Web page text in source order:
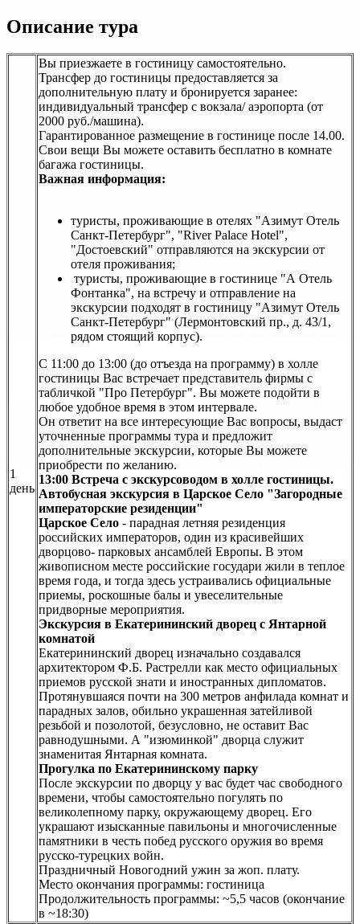
Описание тура
1
день
Вы приезжаете в гостиницу самостоятельно.
Трансфер до гостиницы предоставляется за
дополнительную плату и бронируется заранее:
индивидуальный трансфер с вокзала/ аэропорта (от
2000 руб./машина).
Гарантированное размещение в гостинице после 14.00.
Свои вещи Вы можете оставить бесплатно в комнате
багажа гостиницы.
Важная информация:
туристы, проживающие в отелях "Азимут Отель
Санкт-Петербург", "River Palace Hotel",
"Достоевский" отправляются на экскурсии от
отеля проживания;
туристы, проживающие в гостинице "А Отель
Фонтанка", на встречу и отправление на
экскурсии подходят в гостиницу "Азимут Отель
Санкт-Петербург" (Лермонтовский пр., д. 43/1,
рядом стоящий корпус).
С 11:00 до 13:00 (до отъезда на программу) в холле
гостиницы Вас встречает представитель фирмы с
табличкой "Про Петербург". Вы можете подойти в
любое удобное время в этом интервале.
Он ответит на все интересующие Вас вопросы, выдаст
уточненные программы тура и предложит
дополнительные экскурсии, которые Вы можете
приобрести по желанию.
13:00 Встреча с экскурсоводом в холле гостиницы.
Автобусная экскурсия в Царское Село "Загородные
императорские резиденции"
Царское Село - парадная летняя резиденция
российских императоров, один из красивейших
дворцово- парковых ансамблей Европы. В этом
живописном месте российские государи жили в теплое
время года, и тогда здесь устраивались официальные
приемы, роскошные балы и увеселительные
придворные мероприятия.
Экскурсия в Екатерининский дворец с Янтарной
комнатой
Екатерининский дворец изначально создавался
архитектором Ф.Б. Растрелли как место официальных
приемов русской знати и иностранных дипломатов.
Протянувшаяся почти на 300 метров анфилада комнат и
парадных залов, обильно украшенная затейливой
резьбой и позолотой, безусловно, не оставит Вас
равнодушными. А "изюминкой" дворца служит
знаменитая Янтарная комната.
Прогулка по Екатерининскому парку
После экскурсии по дворцу у вас будет час свободного
времени, чтобы самостоятельно погулять по
великолепному парку, окружающему дворец. Его
украшают изысканные павильоны и многочисленные
памятники в честь побед русского оружия во время
русско-турецких войн.
Праздничный Новогодний ужин за жоп. плату.
Место окончания программы: гостиница
Продолжительность программы: ~5,5 часов (окончание
в ~18:30)